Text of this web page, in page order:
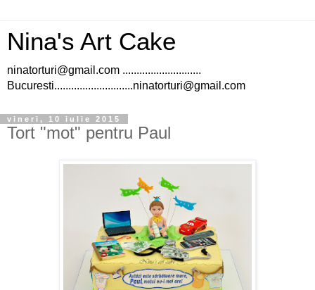
Nina's Art Cake
ninatorturi@gmail.com ............................
Bucuresti............................ninatorturi@gmail.com
vineri, 10 iulie 2015
Tort "mot" pentru Paul